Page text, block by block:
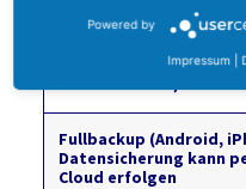
Computersystemen,
Hardware
(Leistungsumfang
Fullbackup (Android,
Datensicherung kann
Cloud erfolgen
Powered by
Impressum